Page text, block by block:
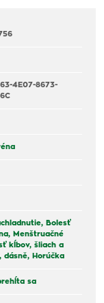
4E07-8673-
Bolesť
Menštruačné
kĺbov, šliach a
dásně, Horúčka
sa